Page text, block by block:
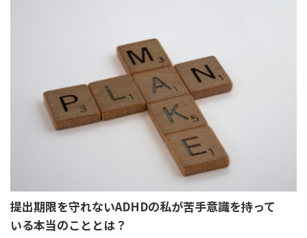
提出期限を守れないADHDの私が苦手意識を持って
いる本当のこととは？